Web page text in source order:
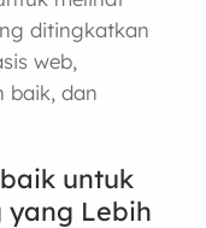
ditingkatkan
web,
baik, dan
untuk
yang Lebih